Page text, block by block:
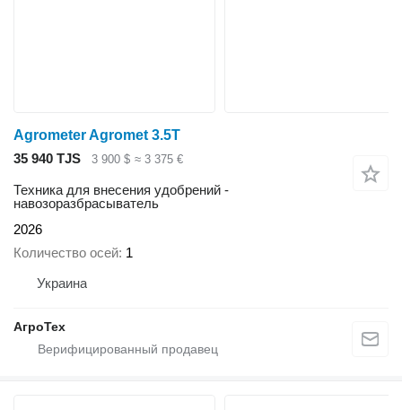
Agrometer Agromet 3.5T
35 940 TJS
3 900 $ ≈ 3 375 €
Техника для внесения удобрений -
навозоразбрасыватель
2026
Количество осей 1
Украина
АгроТех